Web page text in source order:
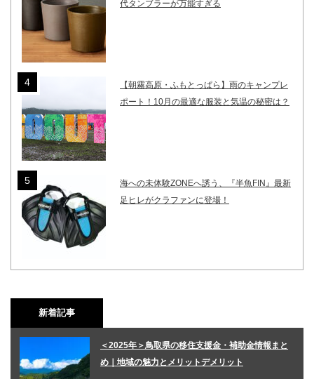
代タンブラーが万能すぎる
【朝霧高原・ふもとっぱら】雨のキャンプレ
ポート！10月の最適な服装と気温の秘密は？
海への未体験ZONEへ誘う、『半魚FIN』最新
足ヒレがクラファンに登場！
新着記事
＜2025年＞鳥取県の移住支援金・補助金情報まと
め｜地域の魅力とメリットデメリット